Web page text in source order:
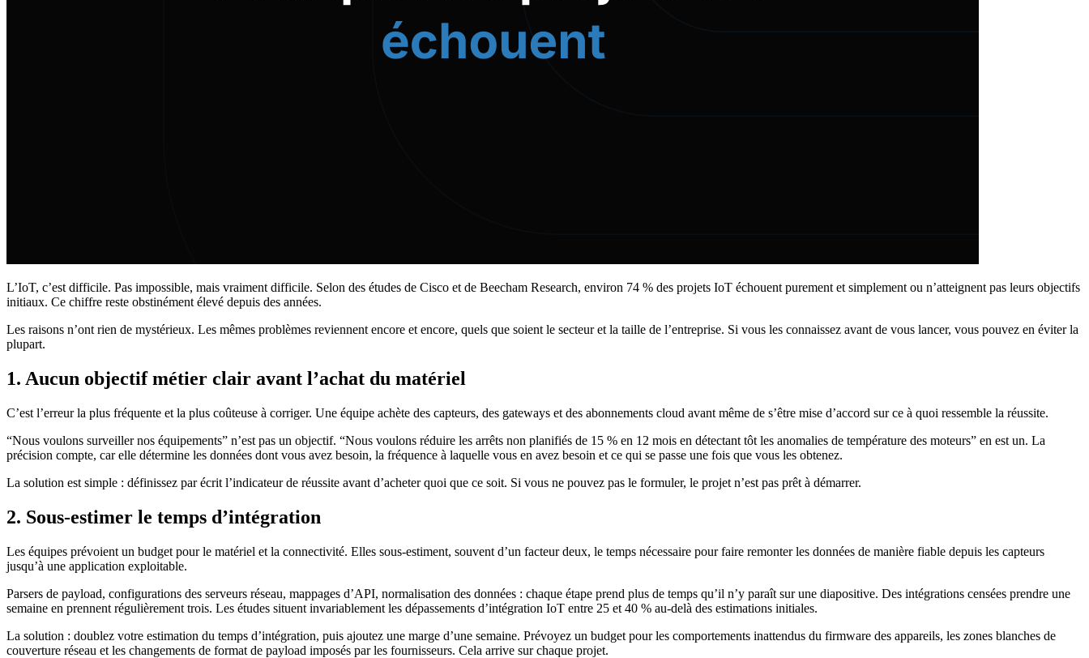
L’IoT, c’est difficile. Pas impossible, mais vraiment difficile. Selon des études de Cisco et de Beecham Research, environ 74 % des projets IoT échouent purement et simplement ou n’atteignent pas leurs objectifs
initiaux. Ce chiffre reste obstinément élevé depuis des années.
Les raisons n’ont rien de mystérieux. Les mêmes problèmes reviennent encore et encore, quels que soient le secteur et la taille de l’entreprise. Si vous les connaissez avant de vous lancer, vous pouvez en éviter la
plupart.
1. Aucun objectif métier clair avant l’achat du matériel
C’est l’erreur la plus fréquente et la plus coûteuse à corriger. Une équipe achète des capteurs, des gateways et des abonnements cloud avant même de s’être mise d’accord sur ce à quoi ressemble la réussite.
“Nous voulons surveiller nos équipements” n’est pas un objectif. “Nous voulons réduire les arrêts non planifiés de 15 % en 12 mois en détectant tôt les anomalies de température des moteurs” en est un. La
précision compte, car elle détermine les données dont vous avez besoin, la fréquence à laquelle vous en avez besoin et ce qui se passe une fois que vous les obtenez.
La solution est simple : définissez par écrit l’indicateur de réussite avant d’acheter quoi que ce soit. Si vous ne pouvez pas le formuler, le projet n’est pas prêt à démarrer.
2. Sous-estimer le temps d’intégration
Les équipes prévoient un budget pour le matériel et la connectivité. Elles sous-estiment, souvent d’un facteur deux, le temps nécessaire pour faire remonter les données de manière fiable depuis les capteurs
jusqu’à une application exploitable.
Parsers de payload, configurations des serveurs réseau, mappages d’API, normalisation des données : chaque étape prend plus de temps qu’il n’y paraît sur une diapositive. Des intégrations censées prendre une
semaine en prennent régulièrement trois. Les études situent invariablement les dépassements d’intégration IoT entre 25 et 40 % au-delà des estimations initiales.
La solution : doublez votre estimation du temps d’intégration, puis ajoutez une marge d’une semaine. Prévoyez un budget pour les comportements inattendus du firmware des appareils, les zones blanches de
couverture réseau et les changements de format de payload imposés par les fournisseurs. Cela arrive sur chaque projet.